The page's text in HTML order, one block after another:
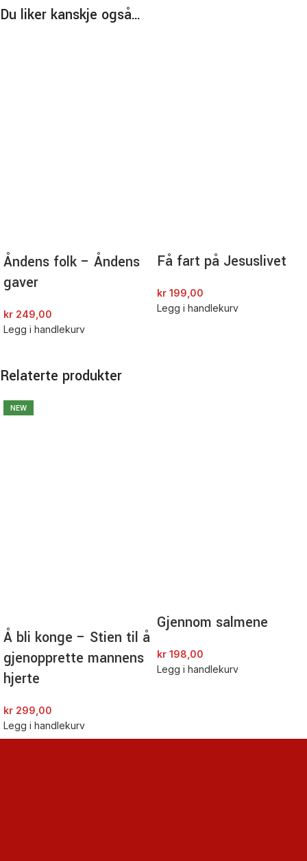
Du liker kanskje også…
Åndens folk – Åndens
gaver
kr 249,00
Legg i handlekurv
Få fart på Jesuslivet
kr 199,00
Legg i handlekurv
Relaterte produkter
NEW
Å bli konge – Stien til å
gjenopprette mannens
hjerte
kr 299,00
Legg i handlekurv
Gjennom salmene
kr 198,00
Legg i handlekurv